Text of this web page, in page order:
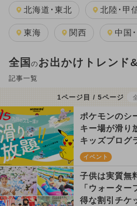
北海道･東北 北陸･甲
東海 関西 中国
全国 のお出かけトレンド
記事一覧
1ページ目 / 5ページ
ポケモンのシ
キー場が滑り
キッズプログ
イベント
子供は実質無
「ウォータ
得な割引チケ